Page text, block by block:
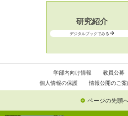
研究紹介
デジタルブックでみる
学部内向け情報 教員公募
個人情報の保護
情報公開のご案
ページの先頭